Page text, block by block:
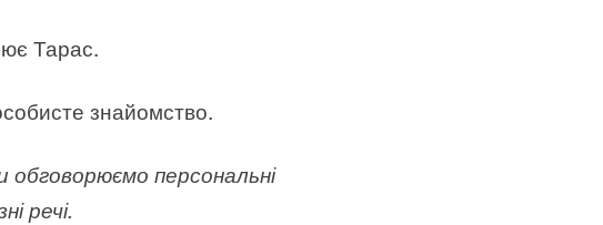
Тарас.
знайомство.
персональні
речі.